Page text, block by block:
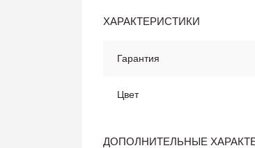
ХАРАКТЕРИСТИКИ
Гарантия
Цвет
ДОПОЛНИТЕЛЬНЫЕ